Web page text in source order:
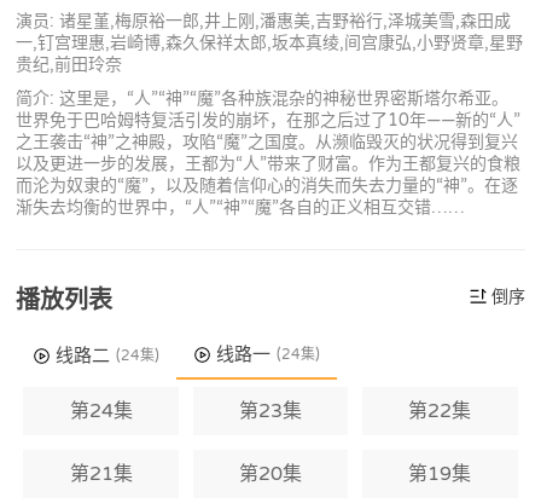
演员: 诸星堇,梅原裕一郎,井上刚,潘惠美,吉野裕行,泽城美雪,森田成
一,钉宫理惠,岩崎博,森久保祥太郎,坂本真绫,间宫康弘,小野贤章,星野
贵纪,前田玲奈
简介: 这里是，“人”“神”“魔”各种族混杂的神秘世界密斯塔尔希亚。
世界免于巴哈姆特复活引发的崩坏，在那之后过了10年——新的“人”
之王袭击“神”之神殿，攻陷“魔”之国度。从濒临毁灭的状况得到复兴
以及更进一步的发展，王都为“人”带来了财富。作为王都复兴的食粮
而沦为奴隶的“魔”，以及随着信仰心的消失而失去力量的“神”。在逐
渐失去均衡的世界中，“人”“神”“魔”各自的正义相互交错……
播放列表 倒序
线路二 (24集) 线路一 (24集)
第24集 第23集 第22集
第21集 第20集 第19集